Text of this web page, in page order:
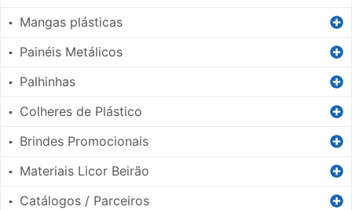
▪ Mangas plásticas
▪ Painéis Metálicos
▪ Palhinhas
▪ Colheres de Plástico
▪ Brindes Promocionais
▪ Materiais Licor Beirão
▪ Catálogos / Parceiros